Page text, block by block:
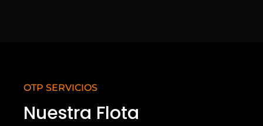
OTP SERVICIOS
Nuestra Flota